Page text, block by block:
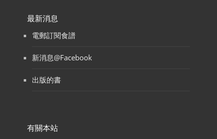
最新消息
電郵訂閱食譜
新消息@Facebook
出版的書
有關本站